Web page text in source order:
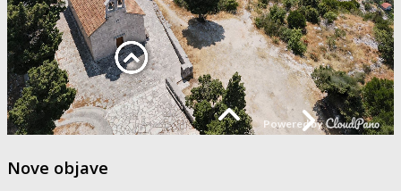
Nove objave